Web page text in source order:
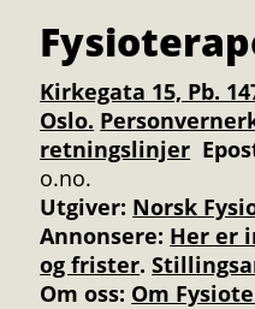
Kirkegata 15, Pb.
Oslo.
retningslinjer
o.no.
Utgiver: Norsk
Annonsere: Her er
og frister.
Om oss: Om